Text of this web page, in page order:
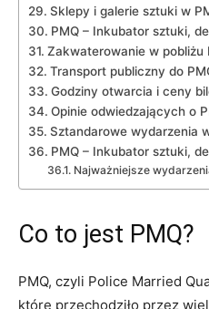
Sklepy i galerie sztuki w
PMQ – Inkubator sztuki,
Zakwaterowanie w pobliżu
Transport publiczny do
Godziny otwarcia i‌ ceny
Opinie ⁢odwiedzających ‍o
Sztandarowe wydarzenia
PMQ – Inkubator sztuki,
Najważniejsze
Co to‌ jest PMQ?
PMQ, czyli Police Married
które przechodziło​ przez